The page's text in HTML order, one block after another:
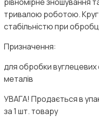
тривалою роботою. Круг
стабільністю при
Призначення:
для обробки вуглецевих
металів
УВАГА! Продається в
за 1 шт. товару